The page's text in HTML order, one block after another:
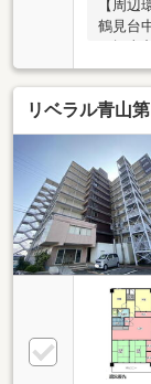
【周
鶴見台
石垣
高通り
リベラル青山第